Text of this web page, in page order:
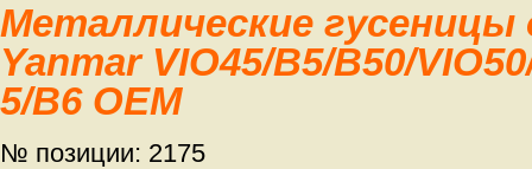
Металлические гусеницы для экскаватора
Yanmar VIO45/B5/B50/
5/B6 OEM
№ позиции: 2175